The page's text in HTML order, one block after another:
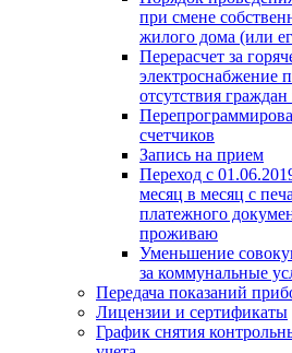
при смене
жилого дома (или
Перерасчет за
электроснабжение
отсутствия
счетчиков
Запись на прием
Переход с
месяц в месяц с
платежного
проживаю
Уменьшение
за коммунальные
Передача показаний
Лицензии и сертификаты
График снятия